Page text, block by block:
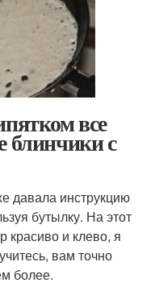
все
блинчики с
давала инструкцию
бутылку. На этот
красиво и клево, я
вам точно
более.